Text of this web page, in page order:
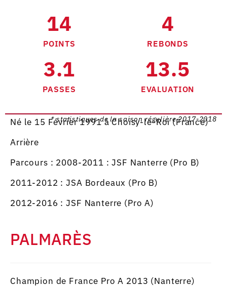
14
POINTS
4
REBONDS
3.1
PASSES
13.5
EVALUATION
* statistiques de la saison régulière 2017-2018
Né le 15 Février 1991 à Choisy-le-Roi (France)
Arrière
Parcours : 2008-2011 : JSF Nanterre (Pro B)
2011-2012 : JSA Bordeaux (Pro B)
2012-2016 : JSF Nanterre (Pro A)
PALMARÈS
Champion de France Pro A 2013 (Nanterre)